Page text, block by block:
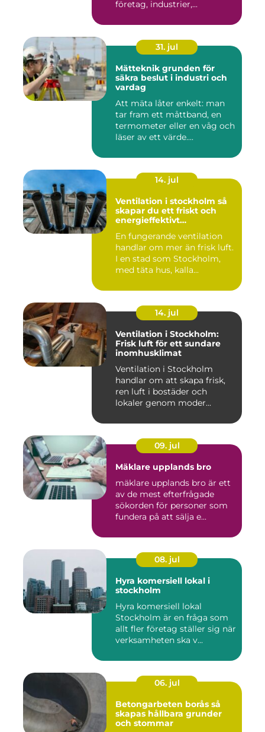
företag, industrier,...
31. jul
Mätteknik grunden för
säkra beslut i industri och
vardag
Att mäta låter enkelt: man
tar fram ett måttband, en
termometer eller en våg och
läser av ett värde....
14. jul
Ventilation i stockholm så
skapar du ett friskt och
energieffektivt
En fungerande ventilation
handlar om mer än frisk luft.
I en stad som Stockholm,
med täta hus, kalla...
14. jul
Ventilation i Stockholm:
Frisk luft för ett sundare
inomhusklimat
Ventilation i Stockholm
handlar om att skapa frisk,
ren luft i bostäder och
lokaler genom moder...
09. jul
Mäklare upplands bro
mäklare upplands bro är ett
av de mest efterfrågade
sökorden för personer som
fundera på att sälja e...
08. jul
Hyra komersiell lokal i
stockholm
Hyra komersiell lokal
Stockholm är en fråga som
allt fler företag ställer sig när
verksamheten ska v...
06. jul
Betongarbeten borås så
skapas hållbara grunder
och stommar